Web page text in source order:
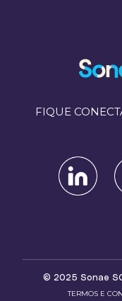
FIQUE
© 2025 Sonae
TERMOS E